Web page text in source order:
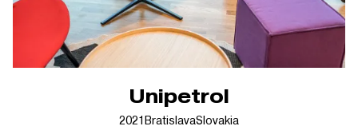
Unipetrol
2021BratislavaSlovakia